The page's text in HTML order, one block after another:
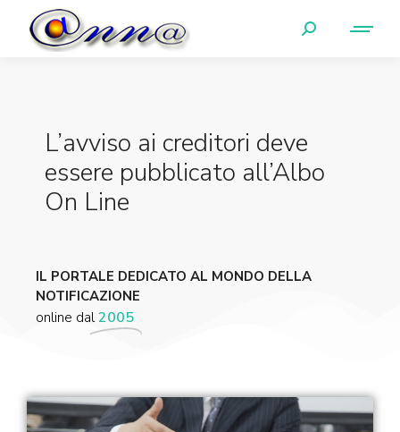
L’avviso ai creditori deve
essere pubblicato all’Albo
On Line
IL PORTALE DEDICATO AL MONDO DELLA
NOTIFICAZIONE
online dal2005